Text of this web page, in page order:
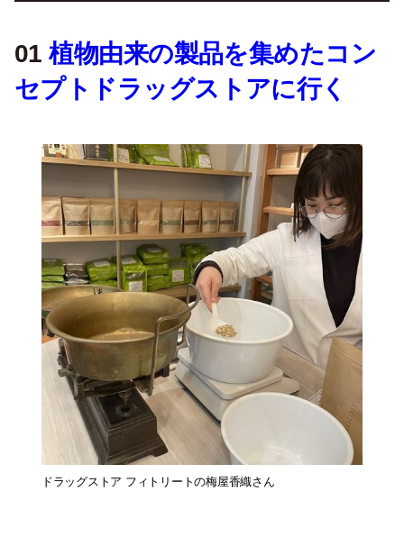
01植物由来の製品を集めたコン
セプトドラッグストアに行く
ドラッグストア フィトリートの梅屋香織さん